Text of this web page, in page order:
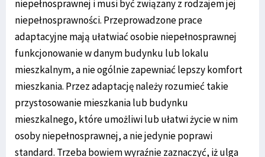
niepełnosprawnej i musi być związany z rodzajem jej
niepełnosprawności. Przeprowadzone prace
adaptacyjne mają ułatwiać osobie niepełnosprawnej
funkcjonowanie w danym budynku lub lokalu
mieszkalnym, a nie ogólnie zapewniać lepszy komfort
mieszkania. Przez adaptację należy rozumieć takie
przystosowanie mieszkania lub budynku
mieszkalnego, które umożliwi lub ułatwi życie w nim
osoby niepełnosprawnej, a nie jedynie poprawi
standard. Trzeba bowiem wyraźnie zaznaczyć, iż ulga